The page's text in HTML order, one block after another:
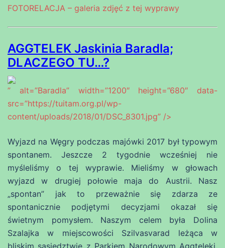
FOTORELACJA – galeria zdjęć z tej wyprawy
AGGTELEK Jaskinia Baradla;
DLACZEGO TU…?
” alt=”Baradla” width=”1200″ height=”680″ data-
src=”https://tuitam.org.pl/wp-
content/uploads/2018/01/DSC_8301.jpg” />
Wyjazd na Węgry podczas majówki 2017 był typowym
spontanem. Jeszcze 2 tygodnie wcześniej nie
myśleliśmy o tej wyprawie. Mieliśmy w głowach
wyjazd w drugiej połowie maja do Austrii. Nasz
„spontan” jak to przeważnie się zdarza ze
spontanicznie podjętymi decyzjami okazał się
świetnym pomysłem. Naszym celem była Dolina
Szalajka w miejscowości Szilvasvarad leżąca w